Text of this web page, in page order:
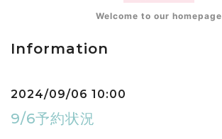
Welcome to our homepage
Information
2024/09/06 10:00
9/6予約状況